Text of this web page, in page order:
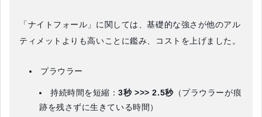
「ナイトフォール」に関しては、基礎的な強さが他のアル
ティメットよりも高いことに鑑み、コストを上げました。
プラウラー
持続時間を短縮：3秒 >>> 2.5秒（プラウラーが痕
跡を残さずに生きている時間）